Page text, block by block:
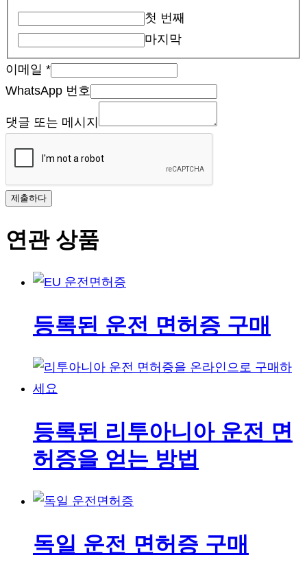
첫 번째
마지막
이메일 *
WhatsApp 번호
댓글 또는 메시지
제출하다
연관 상품
등록된 운전 면허증 구매
등록된 리투아니아 운전 면
허증을 얻는 방법
독일 운전 면허증 구매